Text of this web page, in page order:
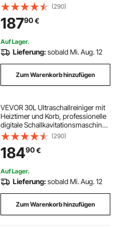
(290)
18790€
Auf Lager.
Lieferung:sobald Mi. Aug. 12
Zum Warenkorb hinzufügen
VEVOR 30L Ultraschallreiniger mit
Heiztimer und Korb, professionelle
digitale Schallkavitationsmaschine,
360 W Reinigungsmaschine für
Laborwerkzeuge, Metallteile,
Vergaser, Messing, Autoteile
(290)
18490€
Auf Lager.
Lieferung:sobald Mi. Aug. 12
Zum Warenkorb hinzufügen